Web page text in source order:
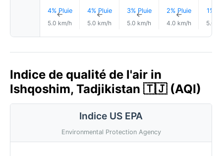
4% Pluie
↑
5.0 km/h
4% Pluie
↑
5.0 km/h
3% Pluie
↑
5.0 km/h
2% Pluie
↑
4.0 km/h
1%
5.0
Indice de qualité de l'air in
Ishqoshim, Tadjikistan 🇹🇯 (AQI)
Indice US EPA
Environmental Protection Agency